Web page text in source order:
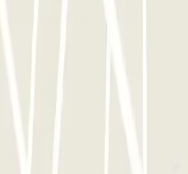
Porto - Scoperto: